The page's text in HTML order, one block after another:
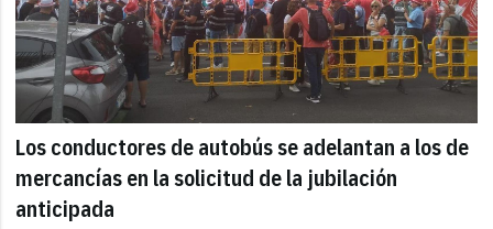
Los conductores de autobús se adelantan a los de
mercancías en la solicitud de la jubilación
anticipada